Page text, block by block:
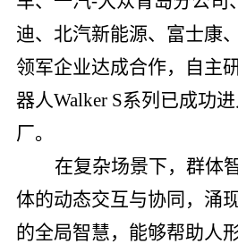
迪、北汽新能源、富士康
领军企业达成合作，自主
器人Walker S系列已成功
厂。
在复杂场景下，群体
体的动态交互与协同，涌
的全局智慧，能够帮助人